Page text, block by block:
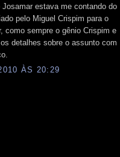
estava me contando do
pelo Miguel Crispim para o
como sempre o gênio Crispim e
detalhes sobre o assunto com
ÀS 20:29